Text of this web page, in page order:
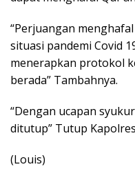
“Perjuangan
situasi pandemi Covid
menerapkan protokol
berada” Tambahnya.
“Dengan ucapan
ditutup” Tutup
(Louis)